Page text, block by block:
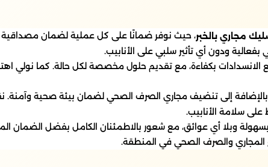
مجاري بالخبر، حيث نوفر ضمانًا على كل عملية لضمان
ودون أي تأثير سلبي على الأنابيب.
الانسدادات بكفاءة، مع تقديم حلول مخصصة لكل حالة. كما نولي
إلى تنضيف مجاري الصرف الصحي لضمان بيئة صحية وآمنة.
على سلامة الأنابيب.
وبلا أي عوائق، مع شعور بالاطمئنان الكامل بفضل
المجاري والصرف الصحي في المنطقة.